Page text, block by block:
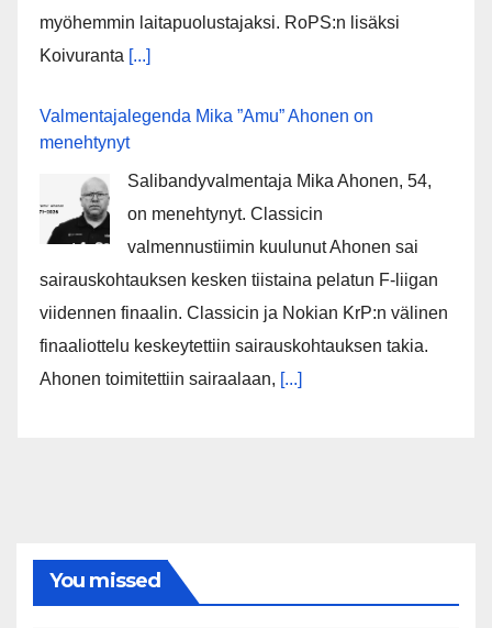
myöhemmin laitapuolustajaksi. RoPS:n lisäksi
Koivuranta [...]
Valmentajalegenda Mika ”Amu” Ahonen on
menehtynyt
Salibandyvalmentaja Mika Ahonen, 54,
on menehtynyt. Classicin
valmennustiimin kuulunut Ahonen sai
sairauskohtauksen kesken tiistaina pelatun F-liigan
viidennen finaalin. Classicin ja Nokian KrP:n välinen
finaaliottelu keskeytettiin sairauskohtauksen takia.
Ahonen toimitettiin sairaalaan, [...]
You missed